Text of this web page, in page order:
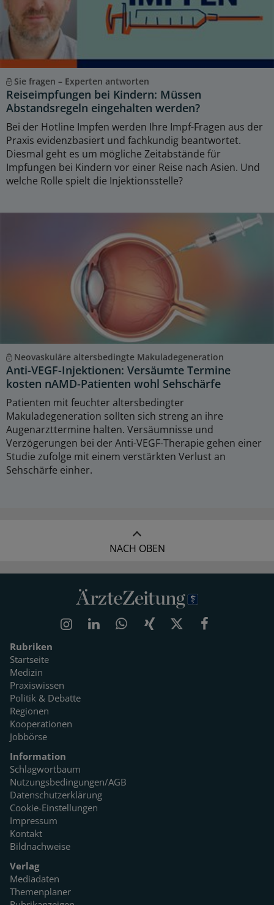
Sie fragen – Experten antworten
Reiseimpfungen bei Kindern: Müssen
Abstandsregeln eingehalten werden?
Bei der Hotline Impfen werden Ihre Impf-Fragen aus der
Praxis evidenzbasiert und fachkundig beantwortet.
Diesmal geht es um mögliche Zeitabstände für
Impfungen bei Kindern vor einer Reise nach Asien. Und
welche Rolle spielt die Injektionsstelle?
Neovaskuläre altersbedingte Makuladegeneration
Anti-VEGF-Injektionen: Versäumte Termine
kosten nAMD-Patienten wohl Sehschärfe
Patienten mit feuchter altersbedingter
Makuladegeneration sollten sich streng an ihre
Augenarzttermine halten. Versäumnisse und
Verzögerungen bei der Anti-VEGF-Therapie gehen einer
Studie zufolge mit einem verstärkten Verlust an
Sehschärfe einher.
NACH OBEN
Rubriken
Startseite
Medizin
Praxiswissen
Politik & Debatte
Regionen
Kooperationen
Jobbörse
Information
Schlagwortbaum
Nutzungsbedingungen/AGB
Datenschutzerklärung
Cookie-Einstellungen
Impressum
Kontakt
Bildnachweise
Verlag
Mediadaten
Themenplaner